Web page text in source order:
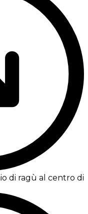
di ragù al centro di